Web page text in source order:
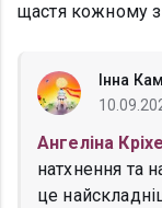
щастя кожному з
Інна
Ангеліна
натхнення та
це